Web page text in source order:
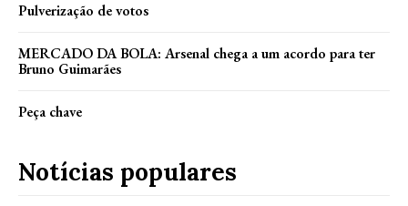
Pulverização de votos
MERCADO DA BOLA: Arsenal chega a um acordo para ter
Bruno Guimarães
Peça chave
Notícias populares